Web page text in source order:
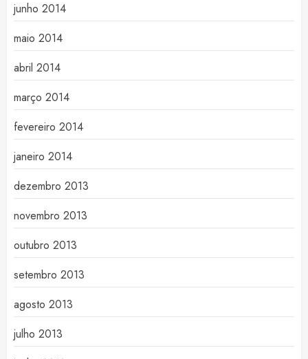
junho 2014
maio 2014
abril 2014
março 2014
fevereiro 2014
janeiro 2014
dezembro 2013
novembro 2013
outubro 2013
setembro 2013
agosto 2013
julho 2013